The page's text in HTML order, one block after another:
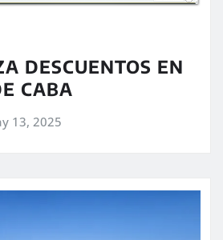
DESCUENTOS EN
CABA
13, 2025